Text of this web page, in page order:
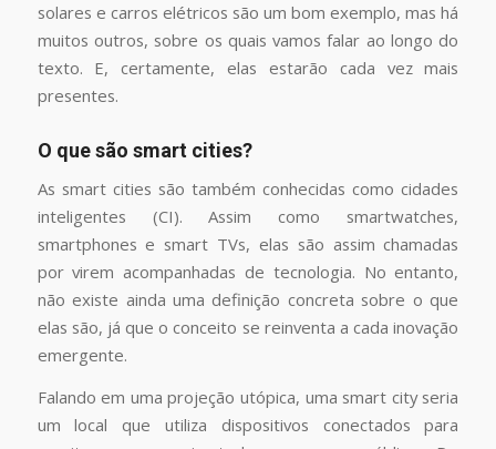
solares e carros elétricos são um bom exemplo, mas há
muitos outros, sobre os quais vamos falar ao longo do
texto. E, certamente, elas estarão cada vez mais
presentes.
O que são smart cities?
As smart cities são também conhecidas como cidades
inteligentes (CI). Assim como smartwatches,
smartphones e smart TVs, elas são assim chamadas
por virem acompanhadas de tecnologia. No entanto,
não existe ainda uma definição concreta sobre o que
elas são, já que o conceito se reinventa a cada inovação
emergente.
Falando em uma projeção utópica, uma smart city seria
um local que utiliza dispositivos conectados para